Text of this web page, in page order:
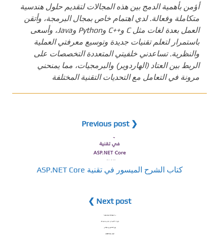
أؤمن بأهمية الدمج بين هذه المجالات لتقديم حلول هندسية
متكاملة وفعالة. لدي اهتمام خاص بمجال البرمجة، وأتقن
العمل بعدة لغات مثل C و++C وPython وJava، وأسعى
باستمرار لتعلم تقنيات جديدة وتوسيع معرفتي العملية
والنظرية. تساعدني خلفيتي المتعددة التخصصات على
الربط بين العتاد (الهاردوير) والبرمجيات، مما يمنحني
مرونة في التعامل مع التحديات التقنية المختلفة
❮ Previous post
كتاب الشرح الميسور في تقنية ASP.NET Core
Next post ❯